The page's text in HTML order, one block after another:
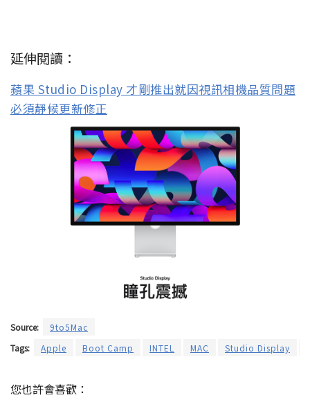
延伸閱讀：
蘋果 Studio Display 才剛推出就因視訊相機品質問題
必須靜候更新修正
Source:
9to5Mac
Tags:
Apple Boot Camp INTEL MAC Studio Display
您也許會喜歡：